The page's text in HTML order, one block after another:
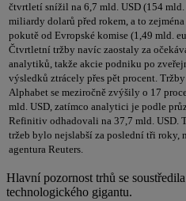
čtvrtletí snížil na 6,7 mld. USD (154 mld.
miliardy dolarů před rokem, a to
pokutě od Evropské komise (1,49 mld.
Čtvrtletní tržby navíc zaostaly za
analytiků, takže akcie podniku po
výsledků ztrácely přes pět procent.
Alphabet se meziročně zvýšily o 17
mld. USD, zatímco analytici je podle
Refinitiv odhadovali na 37,7 mld. USD.
tržeb bylo nejslabší za poslední tři roky,
agentura Reuters.
Hlavní pozornost trhů se
technologického gigantu.